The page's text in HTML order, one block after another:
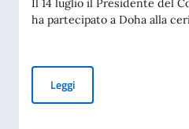
Il 14 luglio il Presidente del
ha partecipato a Doha alla
LeggiCerimonia di